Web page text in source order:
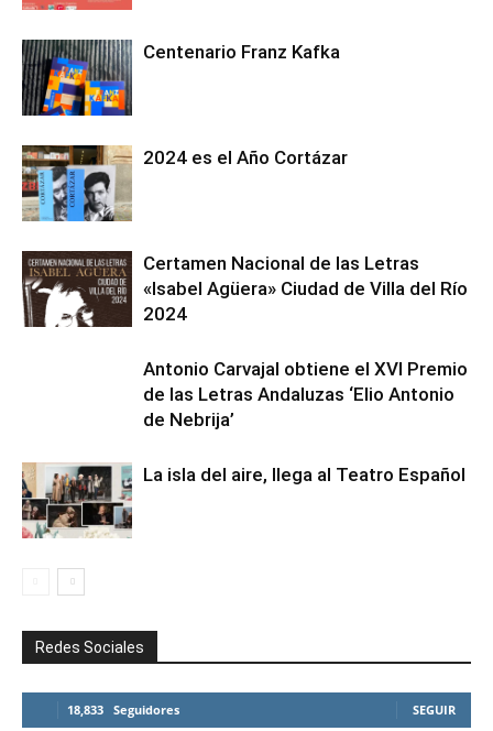
Centenario Franz Kafka
2024 es el Año Cortázar
Certamen Nacional de las Letras
«Isabel Agüera» Ciudad de Villa del Río
2024
Antonio Carvajal obtiene el XVI Premio
de las Letras Andaluzas ‘Elio Antonio
de Nebrija’
La isla del aire, llega al Teatro Español
Redes Sociales
18,833 Seguidores SEGUIR